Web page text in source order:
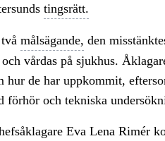
tingsrätt.
målsägande, den
vårdas på sjukhus.
hur de har uppkommit,
förhör och tekniska
Eva Lena Rimér